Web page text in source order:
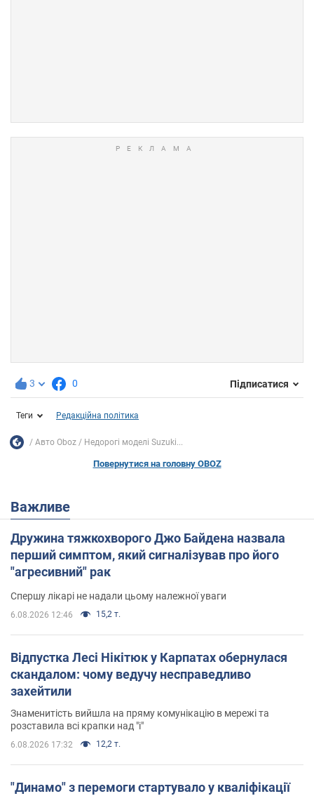
3 0 Підписатися
Теги Редакційна політика
Авто Oboz Недорогі моделі Suzuki...
Повернутися на головну OBOZ
Важливе
Дружина тяжкохворого Джо Байдена назвала
перший симптом, який сигналізував про його
"агресивний" рак
Спершу лікарі не надали цьому належної уваги
6.08.2026 12:46 15,2 т.
Відпустка Лесі Нікітюк у Карпатах обернулася
скандалом: чому ведучу несправедливо
захейтили
Знаменитість вийшла на пряму комунікацію в мережі та
розставила всі крапки над "і"
6.08.2026 17:32 12,2 т.
"Динамо" з перемоги стартувало у кваліфікації